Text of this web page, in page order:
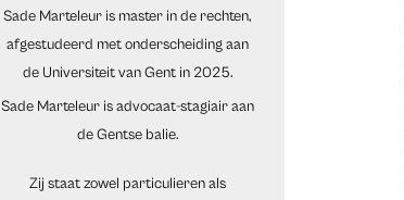
Sade Marteleur is master in de rechten,
afgestudeerd met onderscheiding aan
de Universiteit van Gent in 2025.
Sade Marteleur is advocaat-stagiair aan
de Gentse balie.
Zij staat zowel particulieren als